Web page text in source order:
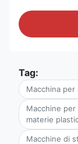
Tag:
Macchina
Macchine
materie
Macchine di